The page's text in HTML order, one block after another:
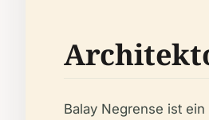
Balay Negrense ist